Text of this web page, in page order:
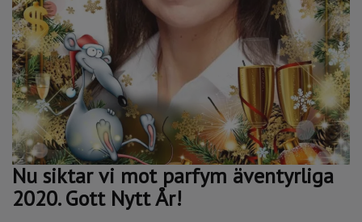
Nu siktar vi mot parfym äventyrliga
2020. Gott Nytt År!